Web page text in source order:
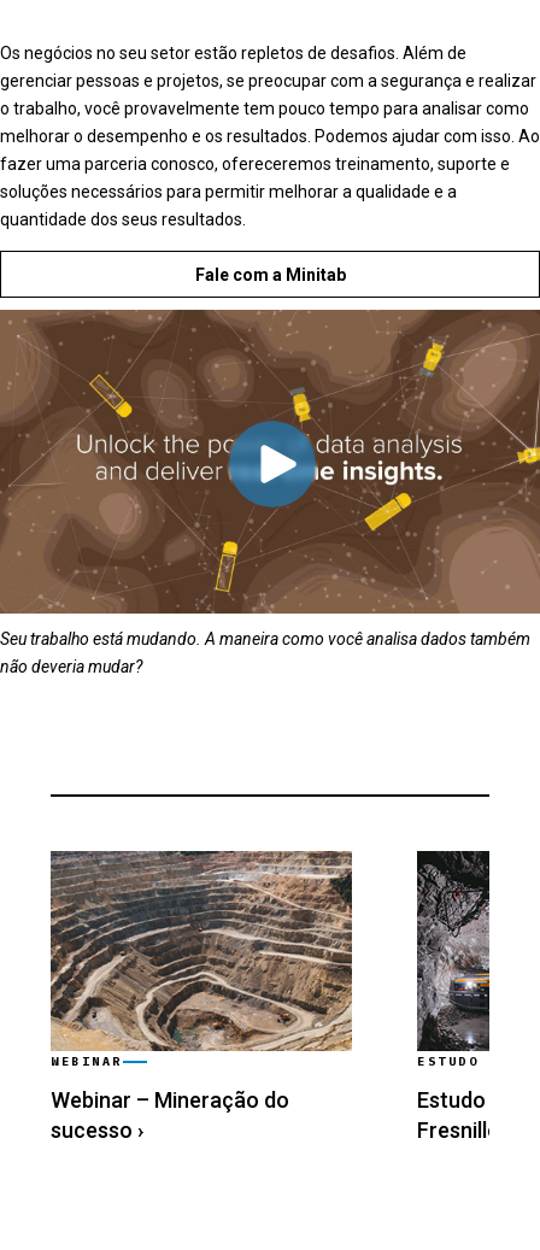
Os negócios no seu setor estão repletos de desafios. Além de
gerenciar pessoas e projetos, se preocupar com a segurança e realizar
o trabalho, você provavelmente tem pouco tempo para analisar como
melhorar o desempenho e os resultados. Podemos ajudar com isso. Ao
fazer uma parceria conosco, ofereceremos treinamento, suporte e
soluções necessários para permitir melhorar a qualidade e a
quantidade dos seus resultados.
Fale com a Minitab
Seu trabalho está mudando. A maneira como você analisa dados também
não deveria mudar?
WEBINAR
Webinar – Mineração do
sucesso ›
ESTUDO DE
Estudo de
Fresnillo